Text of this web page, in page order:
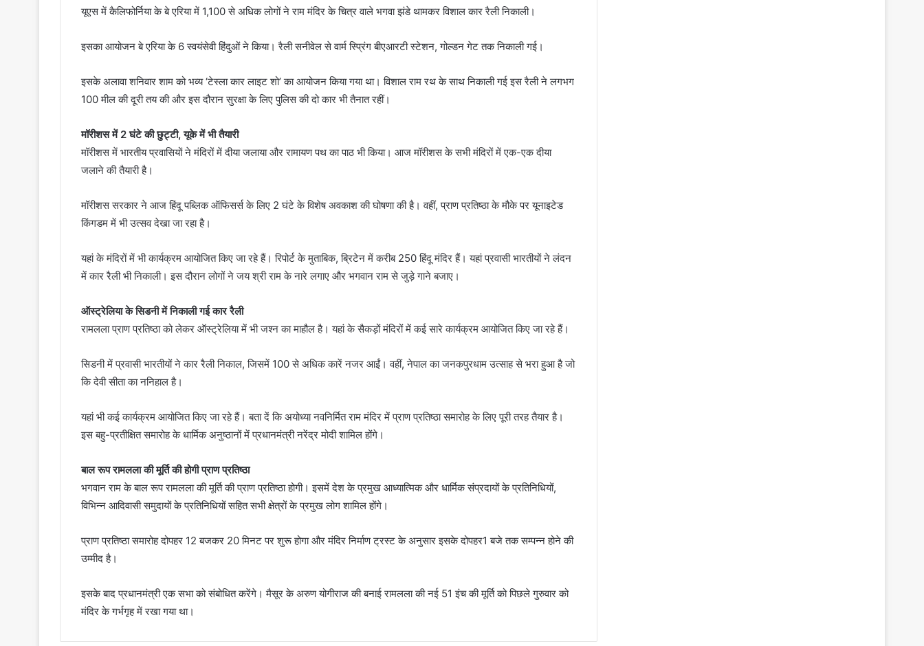
यूएस में कैलिफोर्निया के बे एरिया में 1,100 से अधिक लोगों ने राम मंदिर के चित्र वाले भगवा झंडे थामकर विशाल कार रैली निकाली।
इसका आयोजन बे एरिया के 6 स्वयंसेवी हिंदुओं ने किया। रैली सनीवेल से वार्म स्प्रिंग बीएआरटी स्टेशन, गोल्डन गेट तक निकाली गई।
इसके अलावा शनिवार शाम को भव्य ‘टेस्ला कार लाइट शो’ का आयोजन किया गया था। विशाल राम रथ के साथ निकाली गई इस रैली ने लगभग
100 मील की दूरी तय की और इस दौरान सुरक्षा के लिए पुलिस की दो कार भी तैनात रहीं।
मॉरीशस में 2 घंटे की छुट्टी, यूके में भी तैयारी
मॉरीशस में भारतीय प्रवासियों ने मंदिरों में दीया जलाया और रामायण पथ का पाठ भी किया। आज मॉरीशस के सभी मंदिरों में एक-एक दीया
जलाने की तैयारी है।
मॉरीशस सरकार ने आज हिंदू पब्लिक ऑफिसर्स के लिए 2 घंटे के विशेष अवकाश की घोषणा की है। वहीं, प्राण प्रतिष्ठा के मौके पर यूनाइटेड
किंगडम में भी उत्सव देखा जा रहा है।
यहां के मंदिरों में भी कार्यक्रम आयोजित किए जा रहे हैं। रिपोर्ट के मुताबिक, ब्रिटेन में करीब 250 हिंदू मंदिर हैं। यहां प्रवासी भारतीयों ने लंदन
में कार रैली भी निकाली। इस दौरान लोगों ने जय श्री राम के नारे लगाए और भगवान राम से जुड़े गाने बजाए।
ऑस्ट्रेलिया के सिडनी में निकाली गई कार रैली
रामलला प्राण प्रतिष्ठा को लेकर ऑस्ट्रेलिया में भी जश्न का माहौल है। यहां के सैकड़ों मंदिरों में कई सारे कार्यक्रम आयोजित किए जा रहे हैं।
सिडनी में प्रवासी भारतीयों ने कार रैली निकाल, जिसमें 100 से अधिक कारें नजर आईं। वहीं, नेपाल का जनकपुरधाम उत्साह से भरा हुआ है जो
कि देवी सीता का ननिहाल है।
यहां भी कई कार्यक्रम आयोजित किए जा रहे हैं। बता दें कि अयोध्या नवनिर्मित राम मंदिर में प्राण प्रतिष्ठा समारोह के लिए पूरी तरह तैयार है।
इस बहु-प्रतीक्षित समारोह के धार्मिक अनुष्ठानों में प्रधानमंत्री नरेंद्र मोदी शामिल होंगे।
बाल रूप रामलला की मूर्ति की होगी प्राण प्रतिष्ठा
भगवान राम के बाल रूप रामलला की मूर्ति की प्राण प्रतिष्ठा होगी। इसमें देश के प्रमुख आध्यात्मिक और धार्मिक संप्रदायों के प्रतिनिधियों,
विभिन्न आदिवासी समुदायों के प्रतिनिधियों सहित सभी क्षेत्रों के प्रमुख लोग शामिल होंगे।
प्राण प्रतिष्ठा समारोह दोपहर 12 बजकर 20 मिनट पर शुरू होगा और मंदिर निर्माण ट्रस्ट के अनुसार इसके दोपहर1 बजे तक सम्पन्न होने की
उम्मीद है।
इसके बाद प्रधानमंत्री एक सभा को संबोधित करेंगे। मैसूर के अरुण योगीराज की बनाई रामलला की नई 51 इंच की मूर्ति को पिछले गुरुवार को
मंदिर के गर्भगृह में रखा गया था।